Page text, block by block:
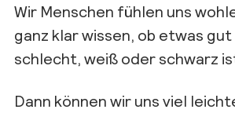
Wir Menschen fühlen uns
ganz klar wissen, ob etwas
schlecht, weiß oder schwarz
Dann können wir uns viel